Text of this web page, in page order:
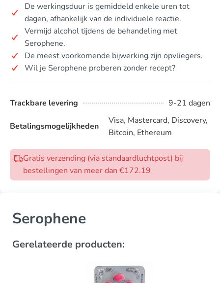
De werkingsduur is gemiddeld enkele uren tot
dagen, afhankelijk van de individuele reactie.
Vermijd alcohol tijdens de behandeling met
Serophene.
De meest voorkomende bijwerking zijn opvliegers.
Wil je Serophene proberen zonder recept?
Trackbare levering 9-21 dagen
Betalingsmogelijkheden
Visa, Mastercard, Discovery,
Bitcoin, Ethereum
Gratis verzending (via standaardluchtpost) bij
bestellingen van meer dan €172.19
Serophene
Gerelateerde producten: